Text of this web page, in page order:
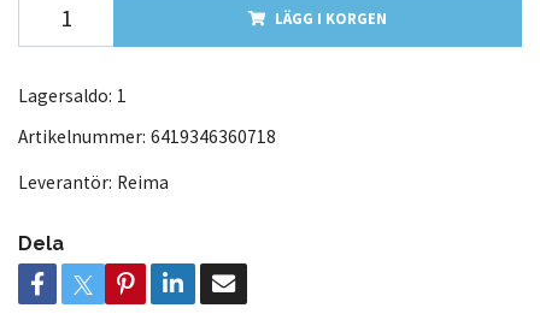
LÄGG I KORGEN
Lagersaldo: 1
Artikelnummer: 6419346360718
Leverantör: Reima
Dela